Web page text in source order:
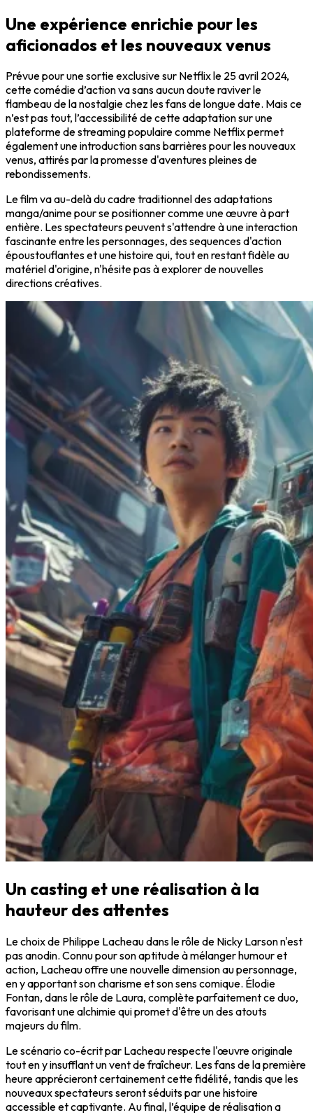
Une expérience enrichie pour les
aficionados et les nouveaux venus
Prévue pour une sortie exclusive sur Netflix le 25 avril 2024,
cette comédie d’action va sans aucun doute raviver le
flambeau de la nostalgie chez les fans de longue date. Mais ce
n’est pas tout, l’accessibilité de cette adaptation sur une
plateforme de streaming populaire comme Netflix permet
également une introduction sans barrières pour les nouveaux
venus, attirés par la promesse d'aventures pleines de
rebondissements.
Le film va au-delà du cadre traditionnel des adaptations
manga/anime pour se positionner comme une œuvre à part
entière. Les spectateurs peuvent s'attendre à une interaction
fascinante entre les personnages, des sequences d'action
époustouflantes et une histoire qui, tout en restant fidèle au
matériel d'origine, n'hésite pas à explorer de nouvelles
directions créatives.
Un casting et une réalisation à la
hauteur des attentes
Le choix de Philippe Lacheau dans le rôle de Nicky Larson n'est
pas anodin. Connu pour son aptitude à mélanger humour et
action, Lacheau offre une nouvelle dimension au personnage,
en y apportant son charisme et son sens comique. Élodie
Fontan, dans le rôle de Laura, complète parfaitement ce duo,
favorisant une alchimie qui promet d'être un des atouts
majeurs du film.
Le scénario co-écrit par Lacheau respecte l'œuvre originale
tout en y insufflant un vent de fraîcheur. Les fans de la première
heure apprécieront certainement cette fidélité, tandis que les
nouveaux spectateurs seront séduits par une histoire
accessible et captivante. Au final, l’équipe de réalisation a